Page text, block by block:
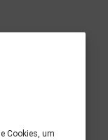
Cookies, um